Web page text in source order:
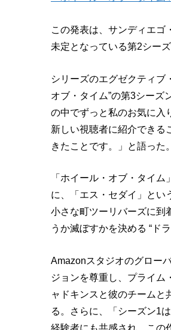
この発表は、サンディエゴ
未定となっている第2シー
シリーズのエグゼクティブ
オブ・タイム”の第3シーズ
の中でずっと私のお気に入
新しい視聴者に紹介できる
きたことです。」と語った。
「ホイール・オブ・タイ
に、「エス・セダイ」とい
小さな町ツーリバーズに到
うか滅ぼすかを決める “ド
Amazonスタジオのグロー
ジョンを尊重し、プライム
ャドキンスと彼のチームと
る。さらに、「シーズン1
経験者にも共感され、この